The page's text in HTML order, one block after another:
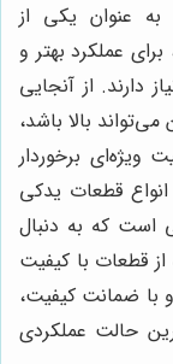
عنوان یکی از
عملکرد بهتر و
دارند. از آنجایی
بالا باشد،
ویژه‌ای برخوردار
قطعات یدکی
است که به دنبال
قطعات با کیفیت
با ضمانت کیفیت،
حالت عملکردی